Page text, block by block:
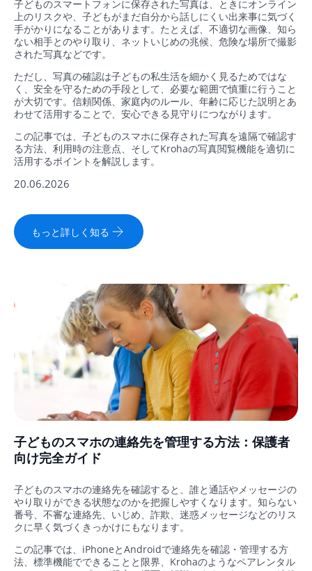
子どものスマートフォンに保存された写真は、ときにオンライン
上のリスクや、子どもがまだ自分から話しにくい出来事に気づく
手がかりになることがあります。たとえば、不適切な画像、知ら
ない相手とのやり取り、ネットいじめの兆候、危険な場所で撮影
された写真などです。
ただし、写真の確認は子どもの私生活を細かく見るためではな
く、安全を守るための手段として、必要な範囲で慎重に行うこと
が大切です。信頼関係、家庭内のルール、年齢に応じた説明とあ
わせて活用することで、安心できる見守りにつながります。
この記事では、子どものスマホに保存された写真を遠隔で確認す
る方法、利用時の注意点、そしてKrohaの写真閲覧機能を適切に
活用するポイントを解説します。
20.06.2026
もっと詳しく知る
子どものスマホの連絡先を管理する方法：保護者
向け完全ガイド
子どものスマホの連絡先を確認すると、誰と通話やメッセージの
やり取りができる状態なのかを把握しやすくなります。知らない
番号、不審な連絡先、いじめ、詐欺、迷惑メッセージなどのリス
クに早く気づくきっかけにもなります。
この記事では、iPhoneとAndroidで連絡先を確認・管理する方
法、標準機能でできることと限界、Krohaのようなペアレンタル